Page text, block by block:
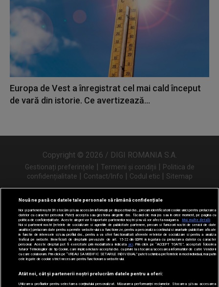
Europa de Vest a înregistrat cel mai cald început
de vară din istorie. Ce avertizează...
Copyright © 2026 / DIGI ROMANIA S.A.
Gestionați preferințele | Termeni și condiții | Politica de
confidențialitate | Contact/Info | Codul etic | Sitemap
Urmărește-ne și pe
Nouă ne pasă ca datele tale personale să rămână confidențiale
Noi și partenerii noștri31 stocăm și/sau accesăm informații pe dispozitivul dvs., precum identificatorii cookie unici pentru prelucrarea
datelor cu caracter personal. Puteți accepta sau gestiona alegerile dvs. făcând clic mai jos sau în orice moment, pe pagina cu
politica de confidențialitate. Aceste alegeri vor fi raportate partenerilor noștri și nu vă vor afecta navigarea.
Mai multe detalii
Noi si partenerii nostri (retelele de socializare si agentiile de publicitate partenere, precum si furnizorii nostri de servicii de date
analitice) prelucram date pentru a permite website-ului sa functioneze, pentru a personaliza continutul si anunturile publicitare afisate
in functie de interesele si/sau profilul dvs., pentru a va oferi functionalitati aferente retelelor de socializare si pentru a analiza
traficul pe website. Beneficiati de drepturile prevazute de art. 15-22 din GDPR in legatura cu prelucrarea datelor cu caracter
personal. Aceste drepturi pot fi exercitate prin modalitatea indicata aici. Prin click pe “ACCEPT TOATE”, acceptati folosirea
tuturor Tehnologiilor de tip Cookie, care implica inclusiv acceptul dvs. cu privire la stocarea/accesarea informatiilor de catre Vendor-ii
cu care colaboram. Prin click pe “VREAU SA MODIFIC SETARILE INDIVIDUAL” puteti schimba preferintele in mod individual, mai putin
cele legate de cookie strict necesare pentru functionarea website-ului.
Atât noi, cât și partenerii noștri prelucrăm datele pentru a oferi:
Utilizarea profilurilor pentru selectarea conținutului personalizat. Măsurarea performanței reclamelor. Stocarea și/sau accesarea